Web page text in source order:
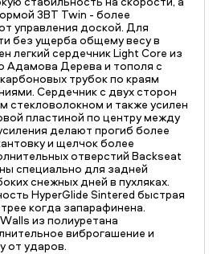
3BT Twin - более
управления доской. Для
без ущерба общему весу в
легкий сердечник Light Core из
Адамова Дерева и тополя с
трубок по краям
Сердечник с двух сторон
стекловолокном и также усилен
пластиной по центру между
делают прогиб более
и щелчок более
отверстий Backseat
специально для задней
снежных дней в пухляках.
HyperGlide Sintered быстрая
когда запарафинена.
из полиуретана
виброгашение и
от ударов.